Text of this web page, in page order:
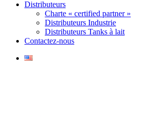
Distributeurs
Charte « certified partner »
Distributeurs Industrie
Distributeurs Tanks à lait
Contactez-nous